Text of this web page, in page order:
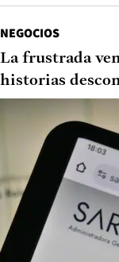
NEGOCIOS
La frustrada
historias